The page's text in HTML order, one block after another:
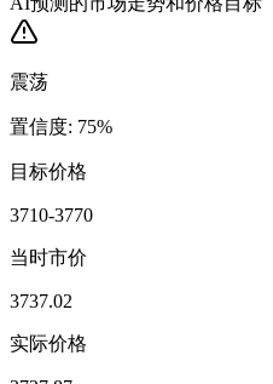
震荡
置信度: 75%
目标价格
3710-3770
当时市价
3737.02
实际价格